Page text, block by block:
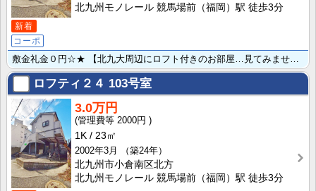
新着
コーポ
北九州モノレール 競馬場前（福岡）駅 徒歩3分
敷金礼金０円☆★ 【北九大周辺にロフト付きのお部屋…見てみませんか♪】 北九州市立大学まで徒歩1分！･･･
ロフティ２４ 103号室
3.0万円
2000円
1K
23㎡
2002年3月
（築24年）
北九州市小倉南区北方
北九州モノレール 競馬場前（福岡）駅 徒歩3分